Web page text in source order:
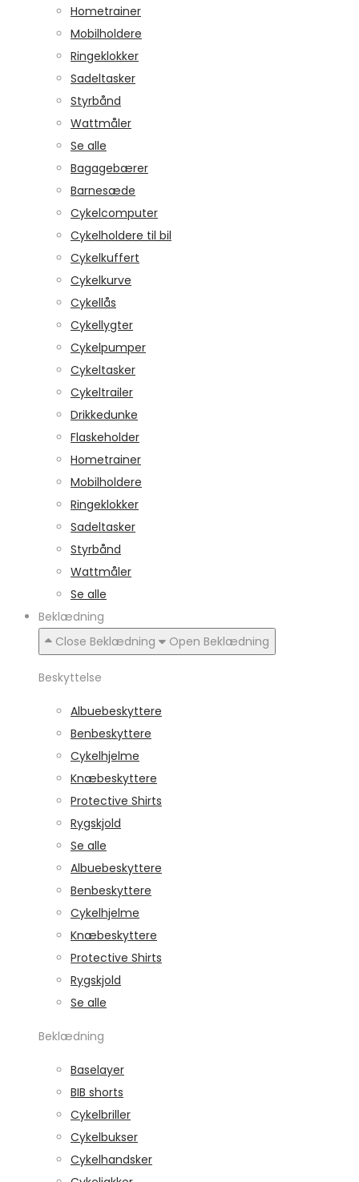
Hometrainer
Mobilholdere
Ringeklokker
Sadeltasker
Styrbånd
Wattmåler
Se alle
Bagagebærer
Barnesæde
Cykelcomputer
Cykelholdere til bil
Cykelkuffert
Cykelkurve
Cykellås
Cykellygter
Cykelpumper
Cykeltasker
Cykeltrailer
Drikkedunke
Flaskeholder
Hometrainer
Mobilholdere
Ringeklokker
Sadeltasker
Styrbånd
Wattmåler
Se alle
Beklædning
Close Beklædning
Open Beklædning
Beskyttelse
Albuebeskyttere
Benbeskyttere
Cykelhjelme
Knæbeskyttere
Protective Shirts
Rygskjold
Se alle
Albuebeskyttere
Benbeskyttere
Cykelhjelme
Knæbeskyttere
Protective Shirts
Rygskjold
Se alle
Beklædning
Baselayer
BIB shorts
Cykelbriller
Cykelbukser
Cykelhandsker